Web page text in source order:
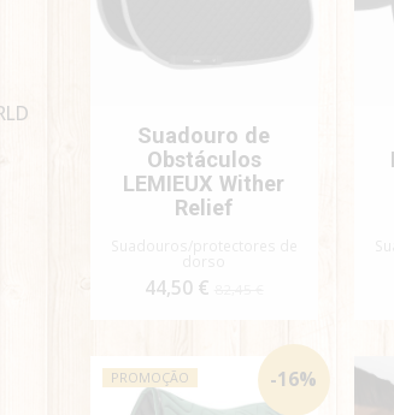
Suadouro de
Obstáculos
LEMIEUX Wither
Relief
44,50 €
-16%
PROMOÇÃO